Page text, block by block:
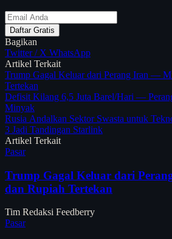
Daftar Gratis
Bagikan
Twitter / X WhatsApp
Artikel Terkait
Trump Gagal Keluar dari Perang Iran —
Tertekan
Defisit Kilang 6,5 Juta Barel/Hari —
Minyak
Rusia Andalkan Sektor Swasta untuk
3 Jadi Tandingan Starlink
Artikel Terkait
Pasar
Trump Gagal Keluar dari
dan Rupiah Tertekan
Tim Redaksi Feedberry
Pasar